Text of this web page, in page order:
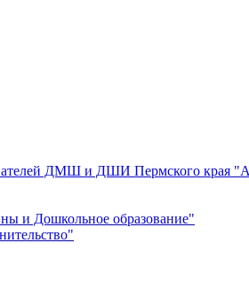
ДМШ и ДШИ Пермского края
и Дошкольное образование"